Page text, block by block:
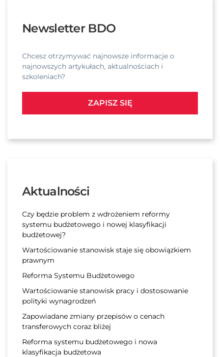
Newsletter BDO
Chcesz otrzymywać najnowsze informacje o
najnowszych artykułach, aktualnościach i
szkoleniach?
ZAPISZ SIĘ
Aktualności
Czy będzie problem z wdrożeniem reformy
systemu budżetowego i nowej klasyfikacji
budżetowej?
Wartościowanie stanowisk staje się obowiązkiem
prawnym
Reforma Systemu Budżetowego
Wartościowanie stanowisk pracy i dostosowanie
polityki wynagrodzeń
Zapowiadane zmiany przepisów o cenach
transferowych coraz bliżej
Reforma systemu budżetowego i nowa
klasyfikacja budżetowa